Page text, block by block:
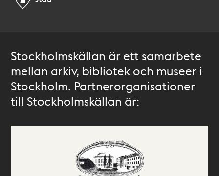
Stockholmskällan är ett samarbete
mellan arkiv, bibliotek och museer i
Stockholm. Partnerorganisationer
till Stockholmskällan är: